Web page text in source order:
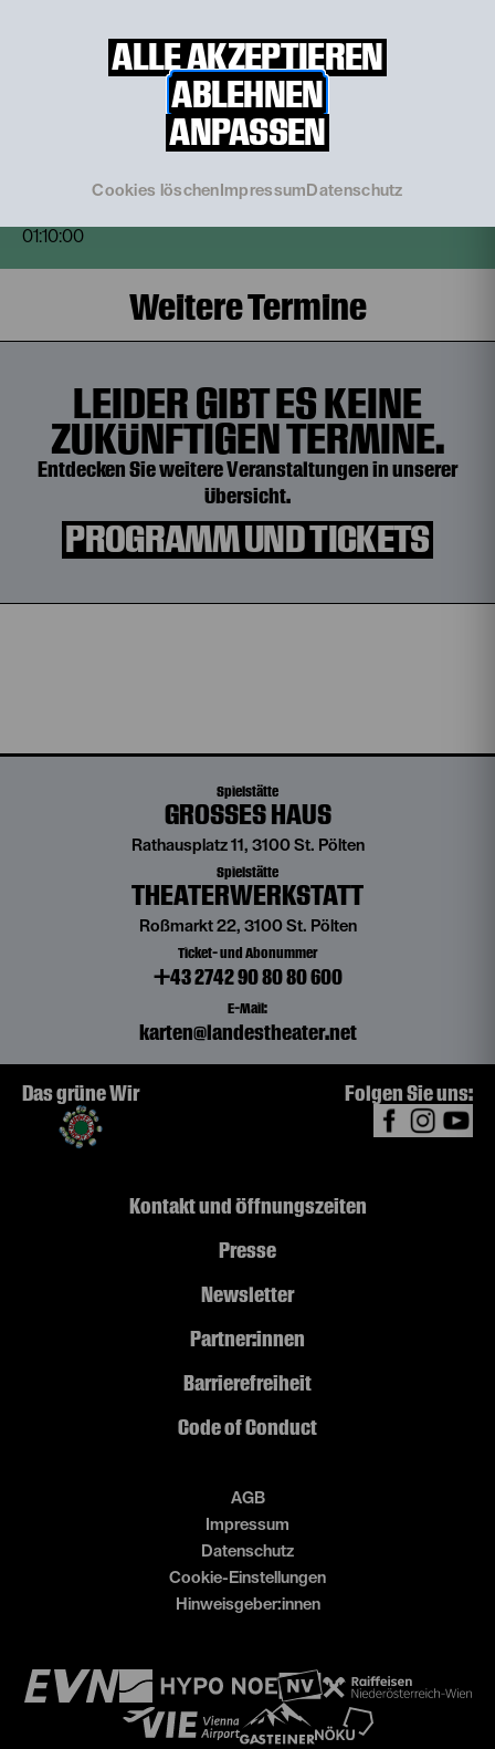
ALLE AKZEPTIEREN
ABLEHNEN
ANPASSEN
Cookies löschen Impressum Datenschutz
© Theater mit Horizont
Programm
01:10:00
Weitere Termine
LEIDER GIBT ES KEINE
ZUKÜNFTIGEN TERMINE.
Entdecken Sie weitere Veranstaltungen in unserer
Übersicht.
PROGRAMM UND TICKETS
Spielstätte
GROSSES HAUS
Rathausplatz 11, 3100 St. Pölten
Spielstätte
THEATERWERKSTATT
Roßmarkt 22, 3100 St. Pölten
Ticket- und Abonummer
+43 2742 90 80 80 600
E-Mail:
karten@landestheater.net
Das grüne Wir Folgen Sie uns:
Kontakt und Öffnungszeiten
Presse
Newsletter
Partner:innen
Barrierefreiheit
Code of Conduct
AGB
Impressum
Datenschutz
Cookie-Einstellungen
Hinweisgeber:innen